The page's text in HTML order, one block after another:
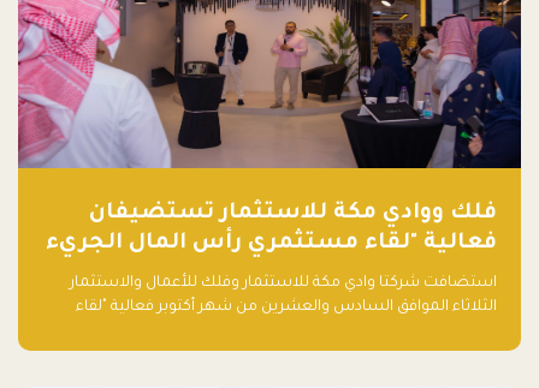
فلك ووادي مكة للاستثمار تستضيفان
فعالية "لقاء مستثمري رأس المال الجريء
في المنطقة"
استضافت شركتا وادي مكة للاستثمار وفلك للأعمال والاستثمار
الثلاثاء الموافق السادس والعشرين من شهر أكتوبر فعالية "لقاء
مشاركاً من أبرز صناديق رأس المال الجريء وممثلي المؤسسات